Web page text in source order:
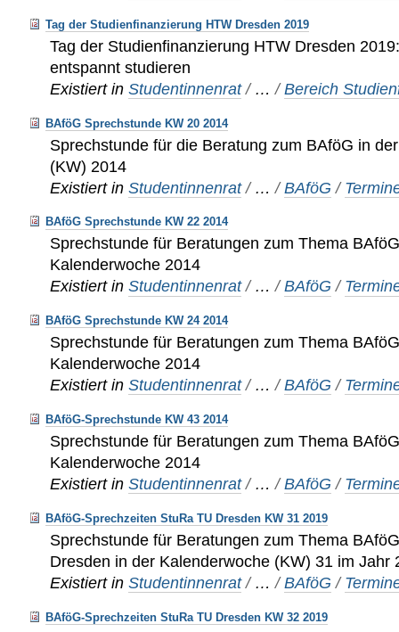
Tag der Studienfinanzierung HTW Dresden 2019
Tag der Studienfinanzierung HTW Dresden
entspannt studieren
Existiert in Studentinnenrat / …/Bereich
BAföG Sprechstunde KW 20 2014
Sprechstunde für die Beratung zum BAföG in
(KW) 2014
Existiert in Studentinnenrat / …/BAföG /
BAföG Sprechstunde KW 22 2014
Sprechstunde für Beratungen zum Thema
Kalenderwoche 2014
Existiert in Studentinnenrat / …/BAföG /
BAföG Sprechstunde KW 24 2014
Sprechstunde für Beratungen zum Thema
Kalenderwoche 2014
Existiert in Studentinnenrat / …/BAföG /
BAföG-Sprechstunde KW 43 2014
Sprechstunde für Beratungen zum Thema
Kalenderwoche 2014
Existiert in Studentinnenrat / …/BAföG /
BAföG-Sprechzeiten StuRa TU Dresden KW 31 2019
Sprechstunde für Beratungen zum Thema
Dresden in der Kalenderwoche (KW) 31 im Jahr
Existiert in Studentinnenrat / …/BAföG /
BAföG-Sprechzeiten StuRa TU Dresden KW 32 2019